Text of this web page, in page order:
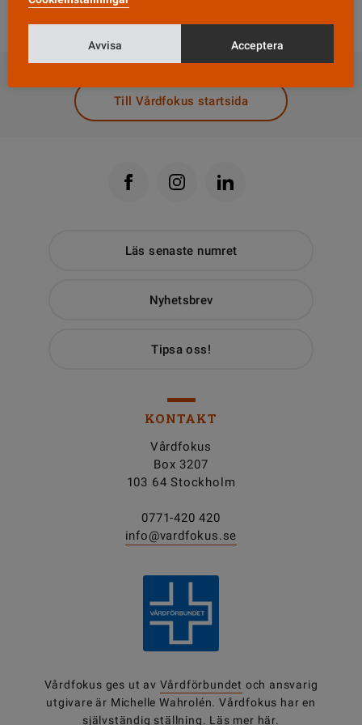
operation.
Till Vårdfokus startsida
Läs senaste numret
Nyhetsbrev
Tipsa oss!
KONTAKT
Vårdfokus
Box 3207
103 64 Stockholm
0771-420 420
info@vardfokus.se
Vårdfokus ges ut av Vårdförbundet och ansvarig
utgivare är Michelle Wahrolén. Vårdfokus har en
självständig ställning. Läs mer här.
Avvisa Acceptera